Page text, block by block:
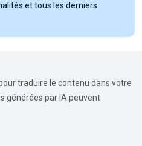
et tous les derniers
traduire le contenu dans votre
générées par IA peuvent